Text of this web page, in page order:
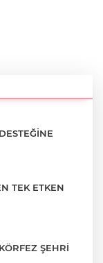
TEK ETKEN
ŞEHRİ